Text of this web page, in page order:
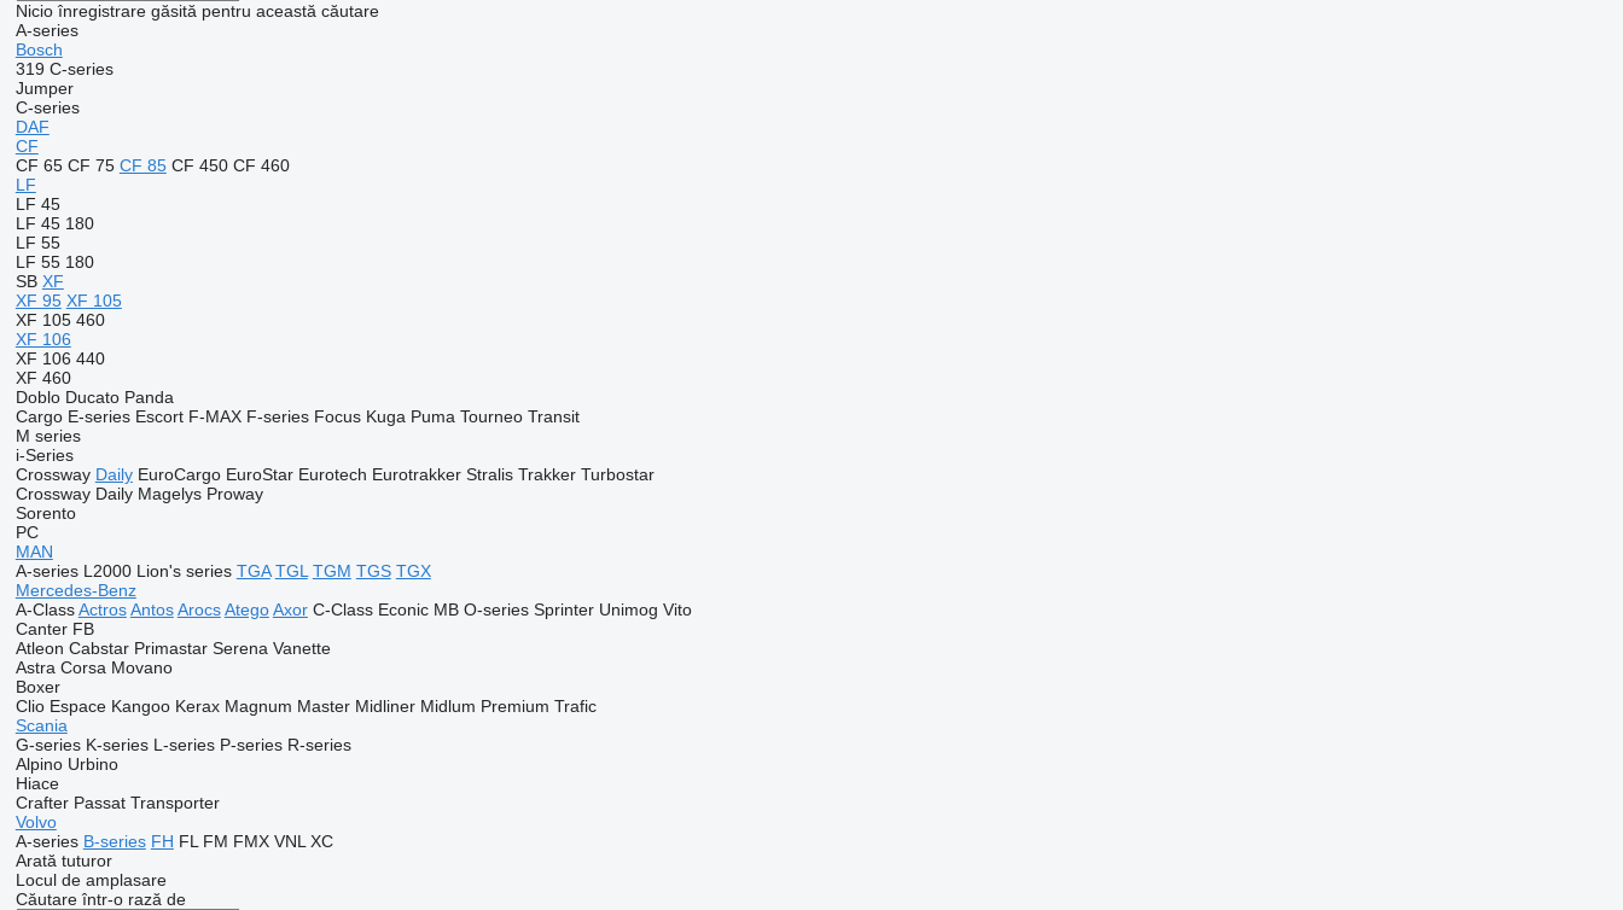
Nicio înregistrare găsită pentru această căutare
A-series
Bosch
319 C-series
Jumper
C-series
DAF
CF
CF 65 CF 75 CF 85 CF 450 CF 460
LF
LF 45
LF 45 180
LF 55
LF 55 180
SB XF
XF 95 XF 105
XF 105 460
XF 106
XF 106 440
XF 460
Doblo Ducato Panda
Cargo E-series Escort F-MAX F-series Focus Kuga Puma Tourneo Transit
M series
i-Series
Crossway Daily EuroCargo EuroStar Eurotech Eurotrakker Stralis Trakker Turbostar
Crossway Daily Magelys Proway
Sorento
PC
MAN
A-series L2000 Lion's series TGA TGL TGM TGS TGX
Mercedes-Benz
A-Class Actros Antos Arocs Atego Axor C-Class Econic MB O-series Sprinter Unimog Vito
Canter FB
Atleon Cabstar Primastar Serena Vanette
Astra Corsa Movano
Boxer
Clio Espace Kangoo Kerax Magnum Master Midliner Midlum Premium Trafic
Scania
G-series K-series L-series P-series R-series
Alpino Urbino
Hiace
Crafter Passat Transporter
Volvo
A-series B-series FH FL FM FMX VNL XC
Arată tuturor
Locul de amplasare
Căutare într-o rază de